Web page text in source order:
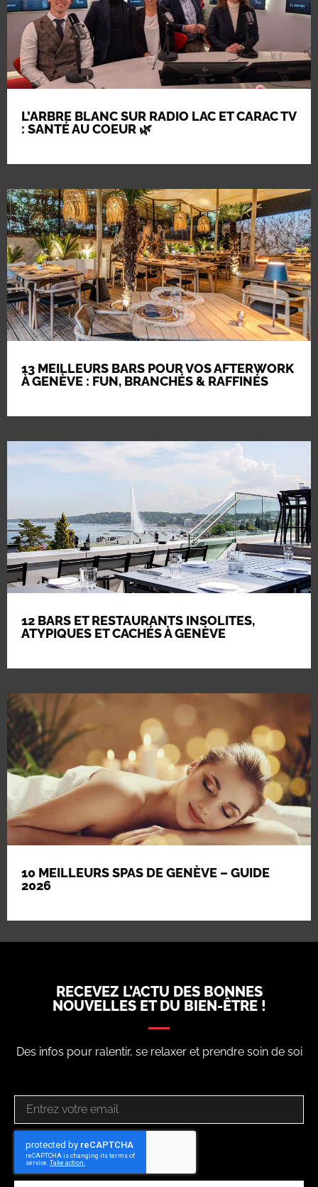
L’ARBRE BLANC SUR RADIO LAC ET CARAC TV
: SANTÉ AU COEUR 🌿
13 MEILLEURS BARS POUR VOS AFTERWORK
À GENÈVE : FUN, BRANCHÉS & RAFFINÉS
12 BARS ET RESTAURANTS INSOLITES,
ATYPIQUES ET CACHÉS À GENÈVE
10 MEILLEURS SPAS DE GENÈVE – GUIDE
2026
RECEVEZ L’ACTU DES BONNES
NOUVELLES ET DU BIEN-ÊTRE !
Des infos pour ralentir, se relaxer et prendre soin de soi